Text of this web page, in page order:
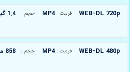
WEB-DL 720p فرمت : MP4 حجم : 1.4 گیگابایت
WEB-DL 480p فرمت : MP4 حجم : 858 مگابایت